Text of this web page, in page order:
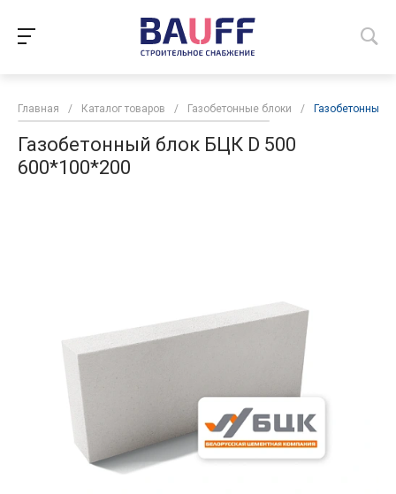
Главная / Каталог товаров / Газобетонные блоки / Газобетонный
Газобетонный блок БЦК D 500
600*100*200